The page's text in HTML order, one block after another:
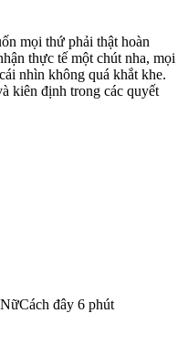
mọi thứ phải thật hoàn
thực tế một chút nha, mọi
nhìn không quá khắt khe.
kiên định trong các quyết
đây 6 phút